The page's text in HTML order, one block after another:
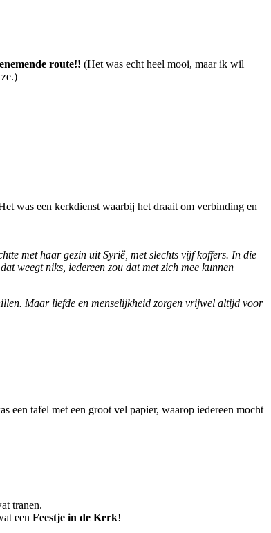
route!! (Het was echt heel mooi, maar ik wil
was een kerkdienst waarbij het draait om verbinding en
met haar gezin uit Syrië, met slechts vijf koffers. In die
weegt niks, iedereen zou dat met zich mee kunnen
Maar liefde en menselijkheid zorgen vrijwel altijd voor
een tafel met een groot vel papier, waarop iedereen mocht
tranen.
een Feestje in de Kerk!